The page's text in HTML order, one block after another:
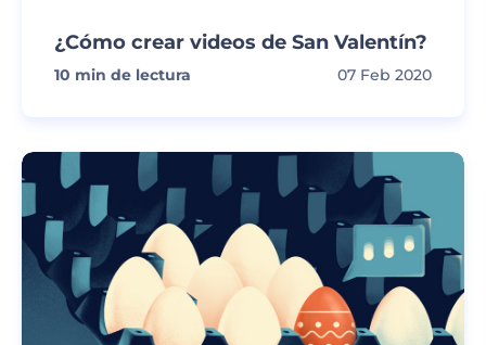
¿Cómo crear videos de San Valentín?
10 min de lectura 07 Feb 2020